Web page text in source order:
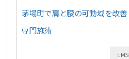
茅場町で肩と腰の可動域を改
専門施術